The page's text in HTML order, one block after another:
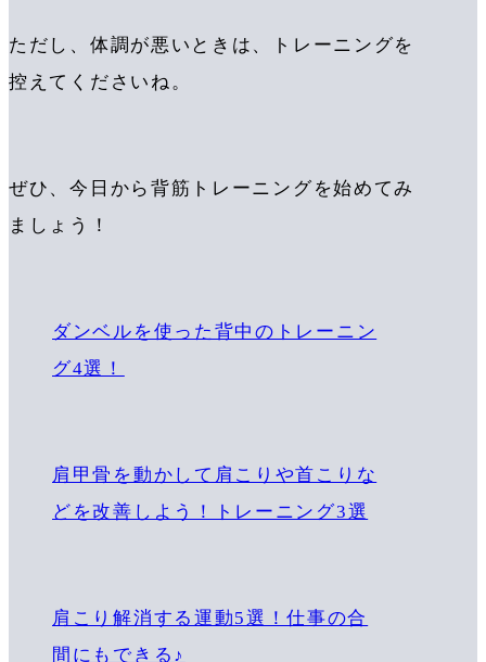
ただし、体調が悪いときは、トレーニングを
控えてくださいね。
ぜひ、今日から背筋トレーニングを始めてみ
ましょう！
ダンベルを使った背中のトレーニン
グ4選！
肩甲骨を動かして肩こりや首こりな
どを改善しよう！トレーニング3選
肩こり解消する運動5選！仕事の合
間にもできる♪